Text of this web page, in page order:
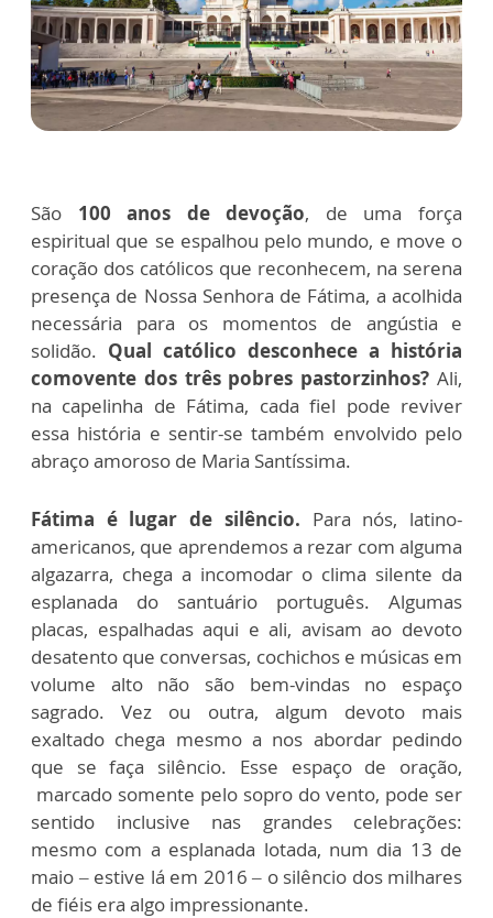
São 100 anos de devoção, de uma força
espiritual que se espalhou pelo mundo, e move o
coração dos católicos que reconhecem, na serena
presença de Nossa Senhora de Fátima, a acolhida
necessária para os momentos de angústia e
solidão. Qual católico desconhece a história
comovente dos três pobres pastorzinhos? Ali,
na capelinha de Fátima, cada fiel pode reviver
essa história e sentir-se também envolvido pelo
abraço amoroso de Maria Santíssima.
Fátima é lugar de silêncio. Para nós, latino-
americanos, que aprendemos a rezar com alguma
algazarra, chega a incomodar o clima silente da
esplanada do santuário português. Algumas
placas, espalhadas aqui e ali, avisam ao devoto
desatento que conversas, cochichos e músicas em
volume alto não são bem-vindas no espaço
sagrado. Vez ou outra, algum devoto mais
exaltado chega mesmo a nos abordar pedindo
que se faça silêncio. Esse espaço de oração,
marcado somente pelo sopro do vento, pode ser
sentido inclusive nas grandes celebrações:
mesmo com a esplanada lotada, num dia 13 de
maio – estive lá em 2016 – o silêncio dos milhares
de fiéis era algo impressionante.